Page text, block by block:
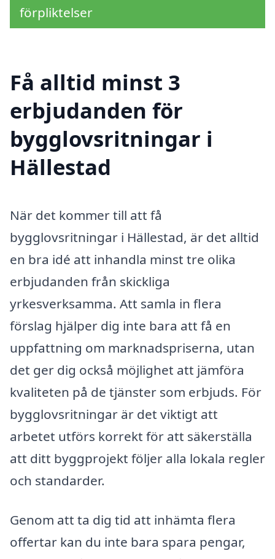
förpliktelser
Få alltid minst 3
erbjudanden för
bygglovsritningar i
Hällestad
När det kommer till att få
bygglovsritningar i Hällestad, är det alltid
en bra idé att inhandla minst tre olika
erbjudanden från skickliga
yrkesverksamma. Att samla in flera
förslag hjälper dig inte bara att få en
uppfattning om marknadspriserna, utan
det ger dig också möjlighet att jämföra
kvaliteten på de tjänster som erbjuds. För
bygglovsritningar är det viktigt att
arbetet utförs korrekt för att säkerställa
att ditt byggprojekt följer alla lokala regler
och standarder.
Genom att ta dig tid att inhämta flera
offertar kan du inte bara spara pengar,